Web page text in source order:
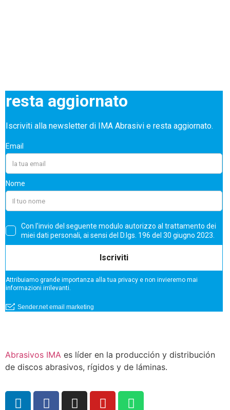
Abrasivos IMA es líder en la producción y distribución
de discos abrasivos, rígidos y de láminas.